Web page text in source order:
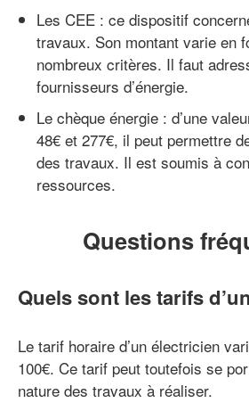
Les CEE : ce dispositif
travaux. Son montant varie en
nombreux critères. Il faut
fournisseurs d’énergie.
Le chèque énergie : d’une
48€ et 277€, il peut permettre
des travaux. Il est soumis à
ressources.
Questions
Quels sont les tarifs
Le tarif horaire d’un électricien
100€. Ce tarif peut toutefois se
nature des travaux à réaliser.